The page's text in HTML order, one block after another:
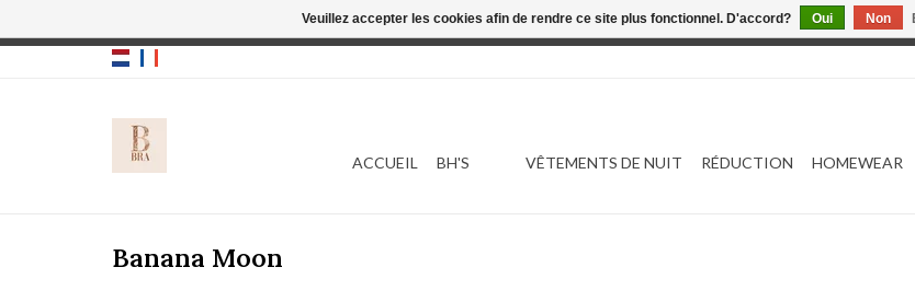
ACCUEIL BH'S VÊTEMENTS DE NUIT RÉDUCTION HOMEWEAR
Banana Moon
Veuillez accepter les cookies afin de rendre ce site plus fonctionnel. D'accord? Oui Non
Cette boutique est en construction. Toute commande passée ne